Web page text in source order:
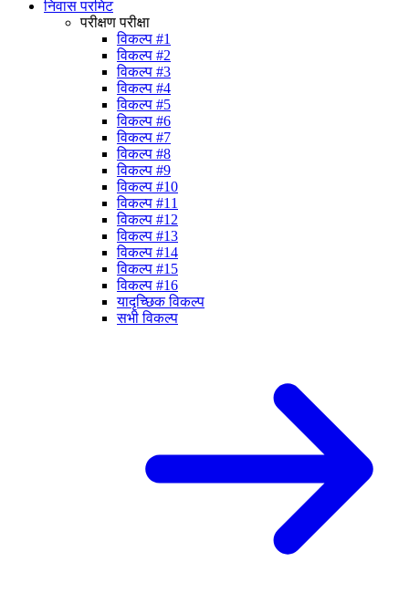
निवास परमिट
परीक्षण परीक्षा
विकल्प #1
विकल्प #2
विकल्प #3
विकल्प #4
विकल्प #5
विकल्प #6
विकल्प #7
विकल्प #8
विकल्प #9
विकल्प #10
विकल्प #11
विकल्प #12
विकल्प #13
विकल्प #14
विकल्प #15
विकल्प #16
यादृच्छिक विकल्प
सभी विकल्प